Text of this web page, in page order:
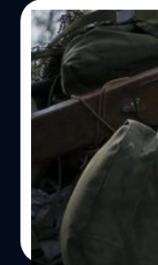
20 ปี หลังจากเปิดตั
ปี ค.ศ. 2021 "พวกเ
26/10/2021
จากหนังสู่เกม
ถูกสร้างโดยผู้พั
แฟนหนัง 'A Quiet
เวอร์ชันเกม โดยวิ
ภควรรณ สัตยกิจกุล |
Read More